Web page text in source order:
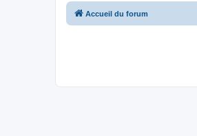
Accueil du forum